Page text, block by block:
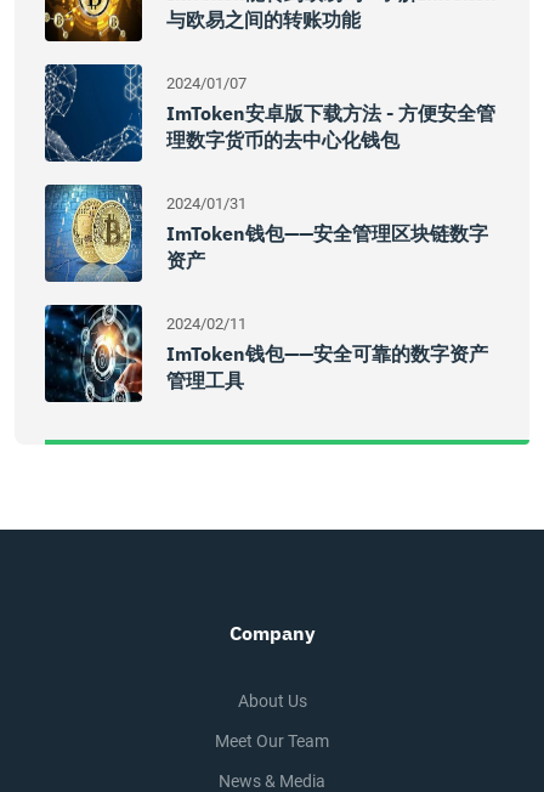
与欧易之间的转账功能
2024/01/07
ImToken安卓版下载方法 - 方便安全管
理数字货币的去中心化钱包
2024/01/31
ImToken钱包——安全管理区块链数字
资产
2024/02/11
ImToken钱包——安全可靠的数字资产
管理工具
Company
About Us
Meet Our Team
News & Media